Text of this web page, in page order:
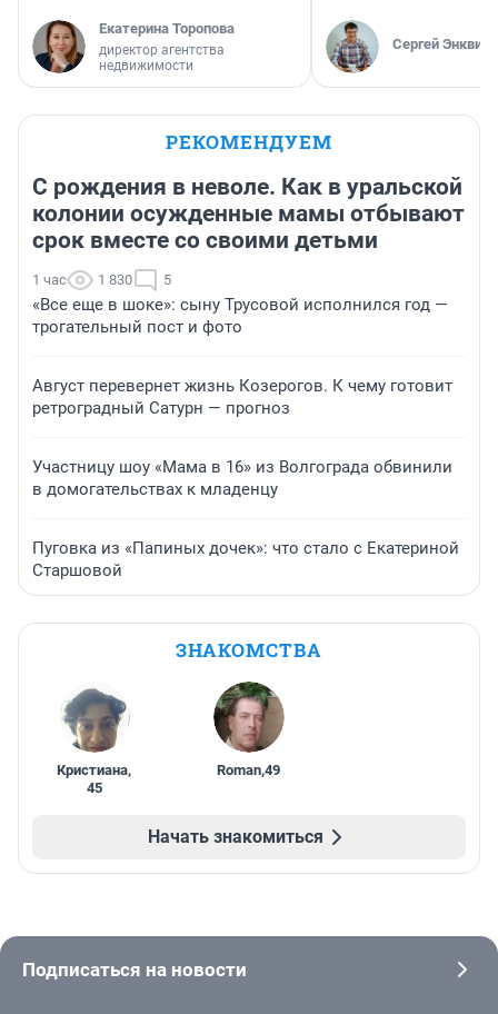
Екатерина Торопова
директор агентства
недвижимости
Сергей Энквист
РЕКОМЕНДУЕМ
С рождения в неволе. Как в уральской
колонии осужденные мамы отбывают
срок вместе со своими детьми
1 час 1 830 5
«Все еще в шоке»: сыну Трусовой исполнился год —
трогательный пост и фото
Август перевернет жизнь Козерогов. К чему готовит
ретроградный Сатурн — прогноз
Участницу шоу «Мама в 16» из Волгограда обвинили
в домогательствах к младенцу
Пуговка из «Папиных дочек»: что стало с Екатериной
Старшовой
ЗНАКОМСТВА
Кристиана,
45
Roman,49
Начать знакомиться
Подписаться на новости